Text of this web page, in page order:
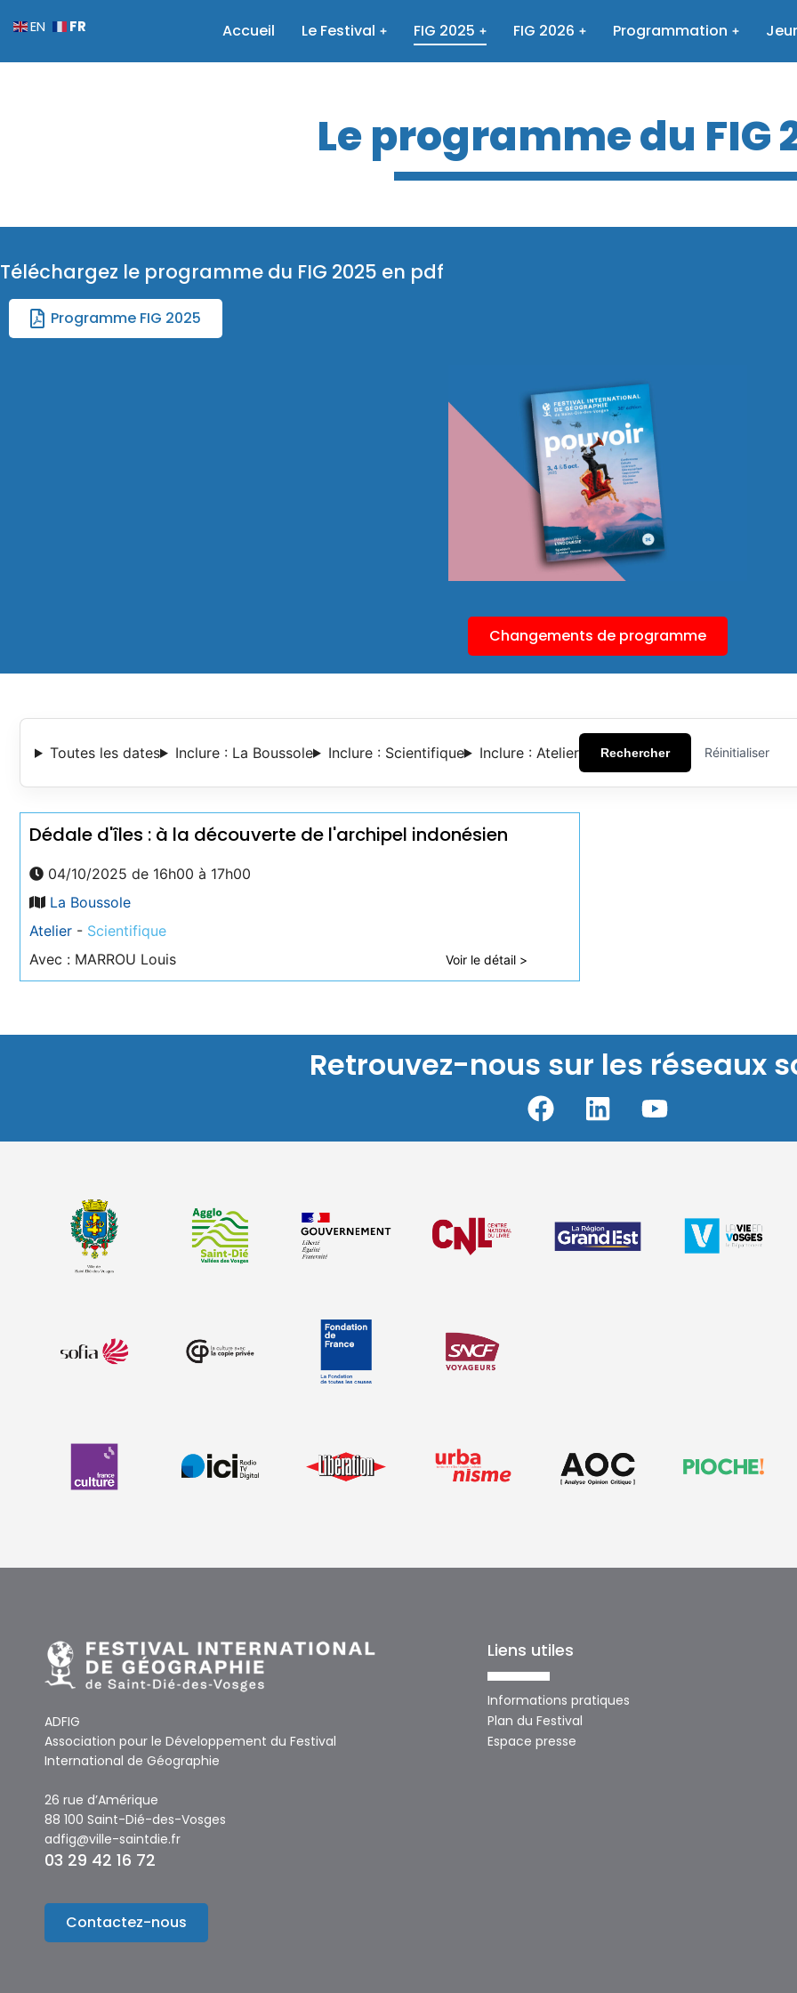
Accueil Le Festival FIG 2025 FIG 2026 Programmation
Le programme du FIG
Téléchargez le programme du FIG 2025 en pdf
Programme FIG 2025
Changements de programme
Toutes les dates Inclure : La Boussole Inclure : Scientifique Inclure : Atelier Rechercher Réinitialiser
Dédale d'îles : à la découverte de l'archipel indonésien
04/10/2025 de 16h00 à 17h00
La Boussole
Atelier - Scientifique
Avec : MARROU Louis
Voir le détail >
Retrouvez-nous sur les réseaux
ADFIG
Association pour le Développement du Festival
International de Géographie
26 rue d’Amérique
88 100 Saint-Dié-des-Vosges
adfig@ville-saintdie.fr
03 29 42 16 72
Contactez-nous
Liens utiles
Informations pratiques
Plan du Festival
Espace presse
EN FR